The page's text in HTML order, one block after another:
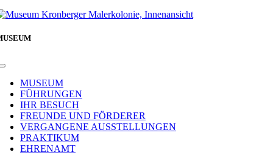
Toggle
NavigationMUSEUM
FÜHRUNGEN
IHR BESUCH
FREUNDE UND FÖRDERER
VERGANGENE AUSSTELLUNGEN
PRAKTIKUM
EHRENAMT